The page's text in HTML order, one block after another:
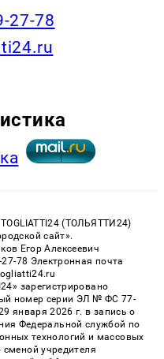
27-78
(ТОЛЬЯТТИ24)
сайт».
Егор Алексеевич
78 Электронная почта
зарегистрировано
номер серии ЭЛ № ФС 77-
января 2026 г. в запись о
Федеральной службой по
технологий и массовых
учредителя